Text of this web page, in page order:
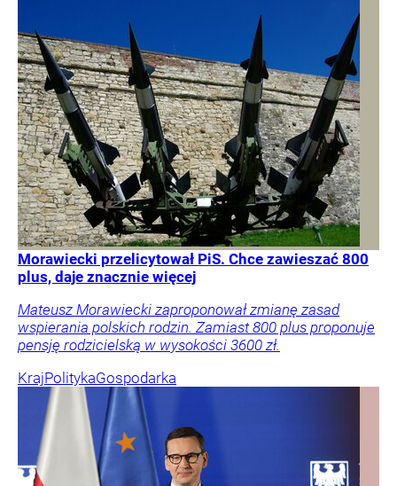
Morawiecki przelicytował PiS. Chce zawieszać 800
plus, daje znacznie więcej
Mateusz Morawiecki zaproponował zmianę zasad
wspierania polskich rodzin. Zamiast 800 plus proponuje
pensję rodzicielską w wysokości 3600 zł.
KrajPolitykaGospodarka